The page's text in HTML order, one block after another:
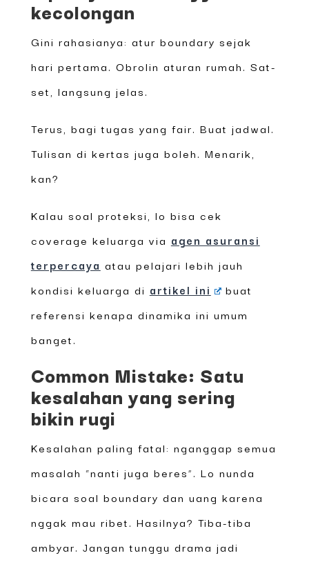
kecolongan
Gini rahasianya: atur boundary sejak
hari pertama. Obrolin aturan rumah. Sat-
set, langsung jelas.
Terus, bagi tugas yang fair. Buat jadwal.
Tulisan di kertas juga boleh. Menarik,
kan?
Kalau soal proteksi, lo bisa cek
coverage keluarga via agen asuransi
terpercaya atau pelajari lebih jauh
kondisi keluarga di artikel ini
buat
referensi kenapa dinamika ini umum
banget.
Common Mistake: Satu
kesalahan yang sering
bikin rugi
Kesalahan paling fatal: nganggap semua
masalah “nanti juga beres”. Lo nunda
bicara soal boundary dan uang karena
nggak mau ribet. Hasilnya? Tiba-tiba
ambyar. Jangan tunggu drama jadi